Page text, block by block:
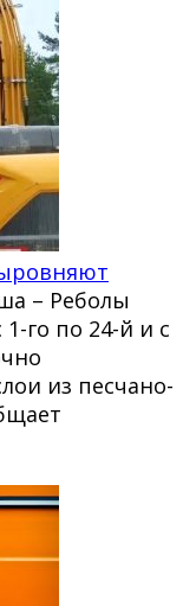
– Реболы
го по 24-й и с
из песчано-